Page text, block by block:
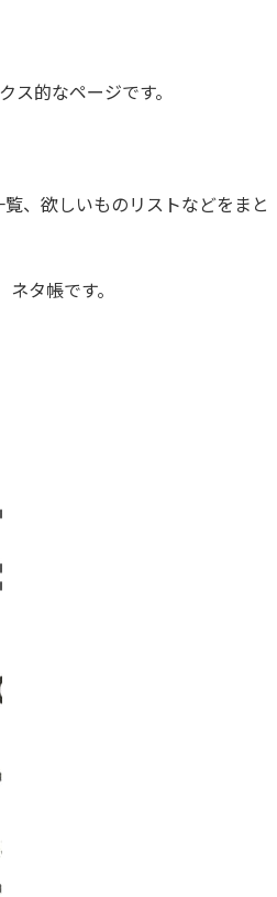
的なページです。
、欲しいものリストなどをまと
タ帳です。